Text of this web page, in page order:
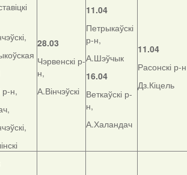
р-н,
28.03
Чэрвенскі р-
н,
А.Вінчэўскі
11.04
Петрыкаўскі
р-н,
А.Шэўчык
16.04
Веткаўскі р-
н,
А.Халандач
11.04
Расонскі р-
Дз.Кіцель